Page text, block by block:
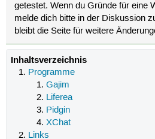
getestet. Wenn du Gründe für eine
melde dich bitte in der Diskussion
bleibt die Seite für weitere
Inhaltsverzeichnis
Programme
Gajim
Liferea
Pidgin
XChat
Links